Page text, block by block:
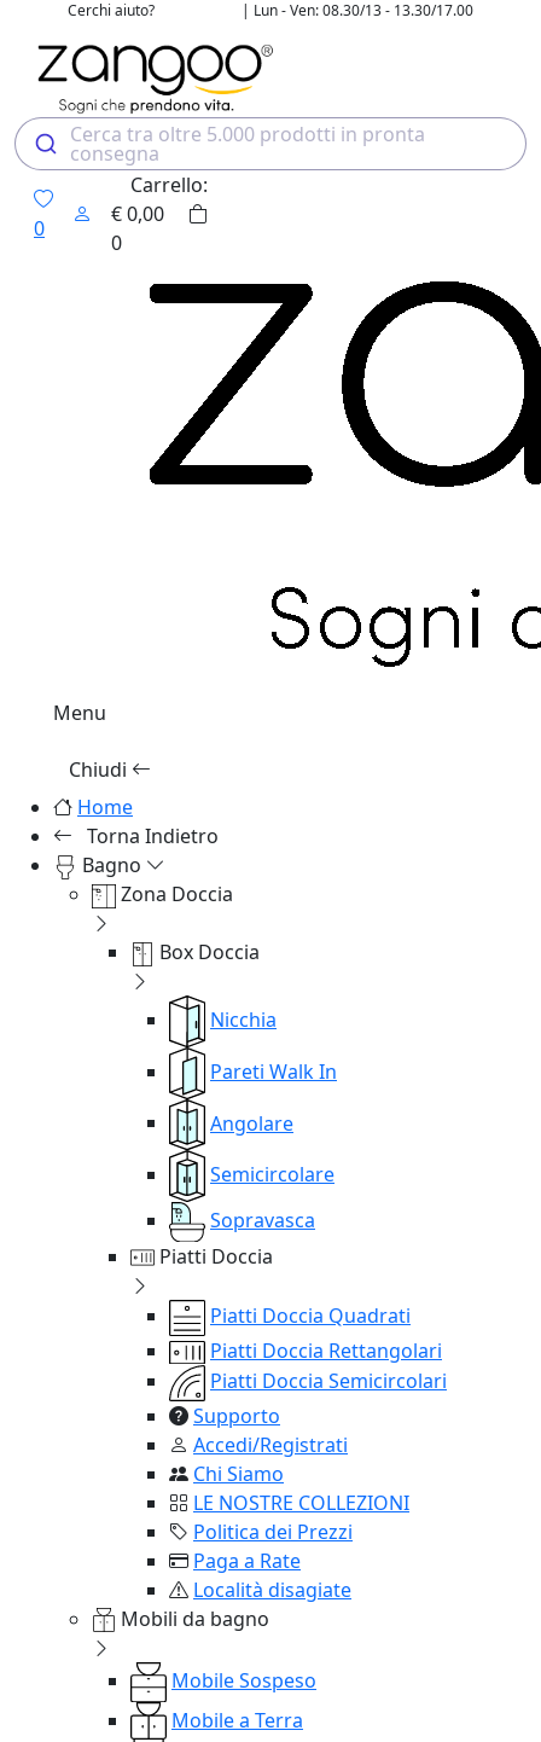
Cerchi aiuto? | Lun - Ven: 08.30/13 - 13.30/17.00
Cerca tra oltre 5.000 prodotti in pronta
consegna
0
Carrello:
€0,00
0
Menu
Chiudi
Home
Torna Indietro
Bagno
Zona Doccia
Box Doccia
Nicchia
Pareti Walk In
Angolare
Semicircolare
Sopravasca
Piatti Doccia
Piatti Doccia Quadrati
Piatti Doccia Rettangolari
Piatti Doccia Semicircolari
Supporto
Accedi/Registrati
Chi Siamo
LE NOSTRE COLLEZIONI
Politica dei Prezzi
Paga a Rate
Località disagiate
Mobili da bagno
Mobile Sospeso
Mobile a Terra